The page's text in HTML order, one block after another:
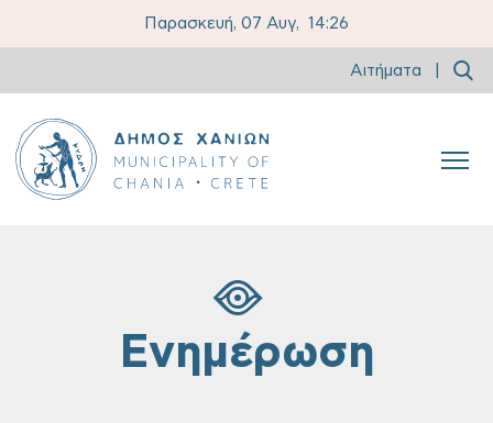
Παρασκευή, 07 Αυγ, 14:27
Αιτήματα
Ενημέρωση